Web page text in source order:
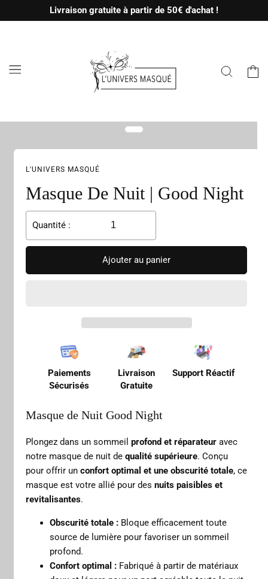
et passer
au
Livraison gratuite à partir de 50€ d'achat !
Panier
L'UNIVERS MASQUÉ
Masque De Nuit | Good Night
Quantité :
Ajouter au panier
Paiements
Sécurisés
Livraison
Gratuite
Support Réactif
Masque de Nuit Good Night
Plongez dans un sommeil profond et réparateur avec
notre masque de nuit de qualité supérieure. Conçu
pour offrir un confort optimal et une obscurité totale, ce
masque est votre allié pour des nuits paisibles et
revitalisantes.
Obscurité totale : Bloque efficacement toute
source de lumière pour favoriser un sommeil
profond.
Confort optimal : Fabriqué à partir de matériaux